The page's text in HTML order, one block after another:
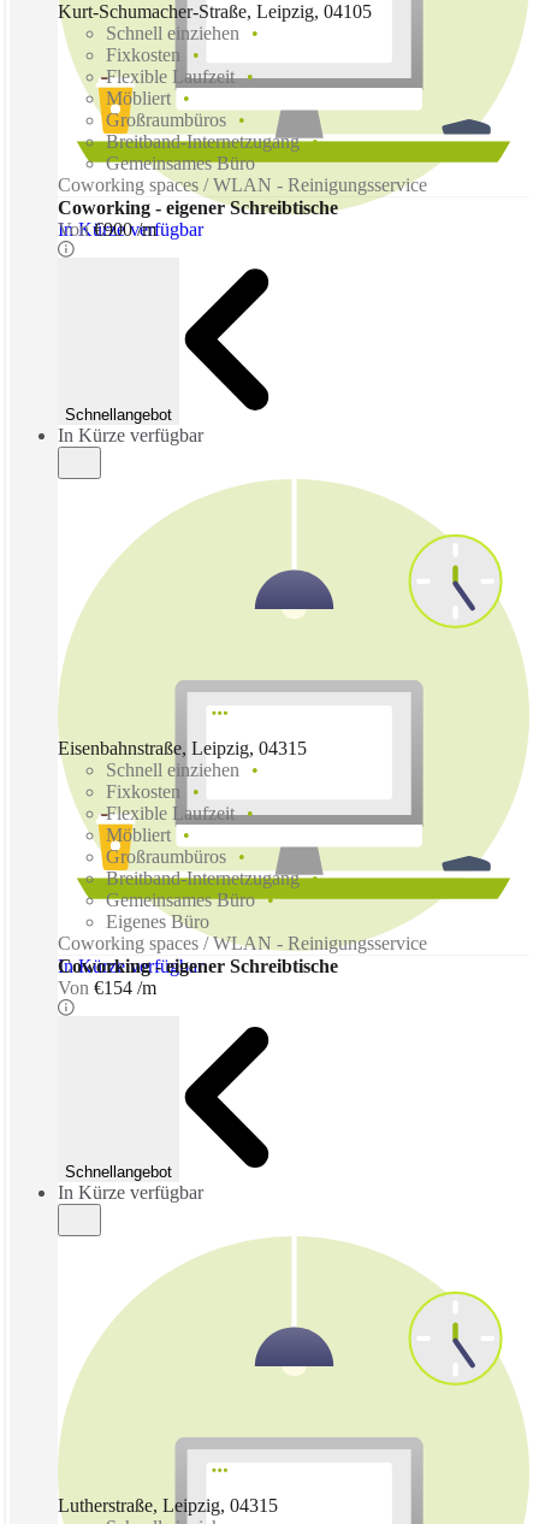
In Kürze verfügbar
Kurt-Schumacher-Straße, Leipzig, 04105
Schnell einziehen
Fixkosten
Flexible Laufzeit
Möbliert
Großraumbüros
Breitband-Internetzugang
Gemeinsames Büro
Coworking spaces / WLAN - Reinigungsservice
Coworking - eigener Schreibtische
Von €900 /m
Schnellangebot
In Kürze verfügbar
In Kürze verfügbar
Eisenbahnstraße, Leipzig, 04315
Schnell einziehen
Fixkosten
Flexible Laufzeit
Möbliert
Großraumbüros
Breitband-Internetzugang
Gemeinsames Büro
Eigenes Büro
Coworking spaces / WLAN - Reinigungsservice
Coworking - eigener Schreibtische
Von €154 /m
Schnellangebot
In Kürze verfügbar
Lutherstraße, Leipzig, 04315